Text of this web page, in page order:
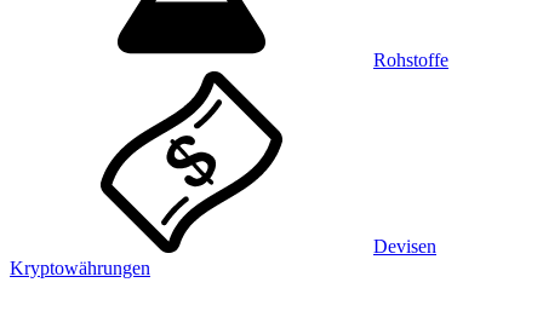
Rohstoffe
Devisen
Kryptowährungen